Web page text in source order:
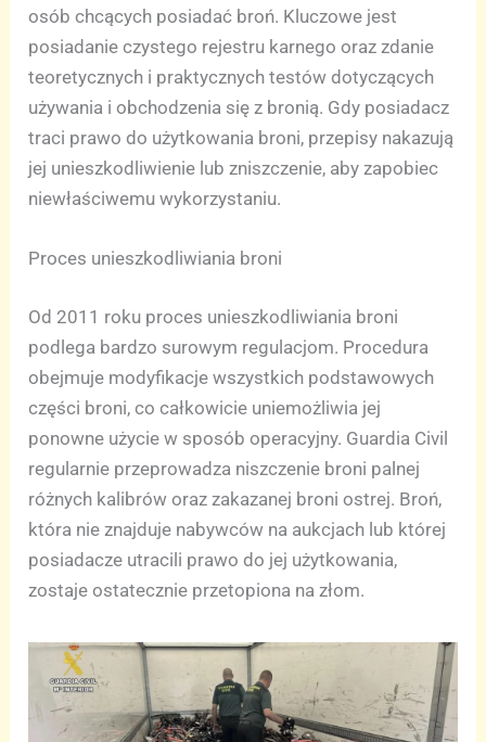
osób chcących posiadać broń. Kluczowe jest
posiadanie czystego rejestru karnego oraz zdanie
teoretycznych i praktycznych testów dotyczących
używania i obchodzenia się z bronią. Gdy posiadacz
traci prawo do użytkowania broni, przepisy nakazują
jej unieszkodliwienie lub zniszczenie, aby zapobiec
niewłaściwemu wykorzystaniu.
Proces unieszkodliwiania broni
Od 2011 roku proces unieszkodliwiania broni
podlega bardzo surowym regulacjom. Procedura
obejmuje modyfikacje wszystkich podstawowych
części broni, co całkowicie uniemożliwia jej
ponowne użycie w sposób operacyjny. Guardia Civil
regularnie przeprowadza niszczenie broni palnej
różnych kalibrów oraz zakazanej broni ostrej. Broń,
która nie znajduje nabywców na aukcjach lub której
posiadacze utracili prawo do jej użytkowania,
zostaje ostatecznie przetopiona na złom.